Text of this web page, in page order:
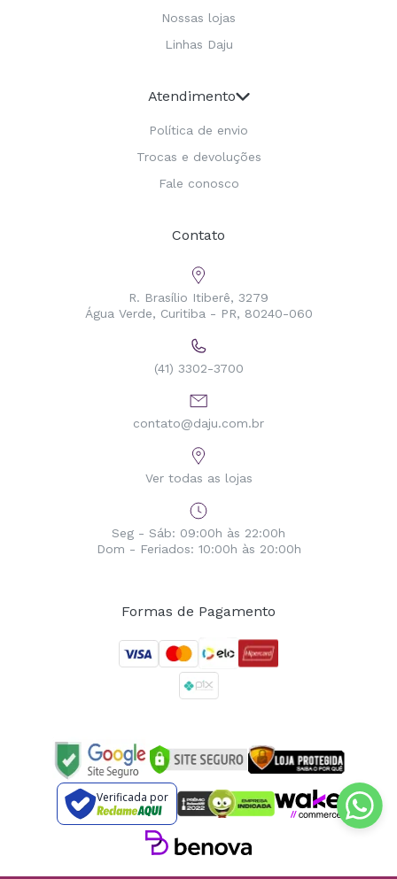
Nossas lojas
Linhas Daju
Atendimento
Política de envio
Trocas e devoluções
Fale conosco
Contato
R. Brasílio Itiberê, 3279
Água Verde, Curitiba - PR, 80240-060
(41) 3302-3700
contato@daju.com.br
Ver todas as lojas
Seg - Sáb: 09:00h às 22:00h
Dom - Feriados: 10:00h às 20:00h
Formas de Pagamento
Verificada por